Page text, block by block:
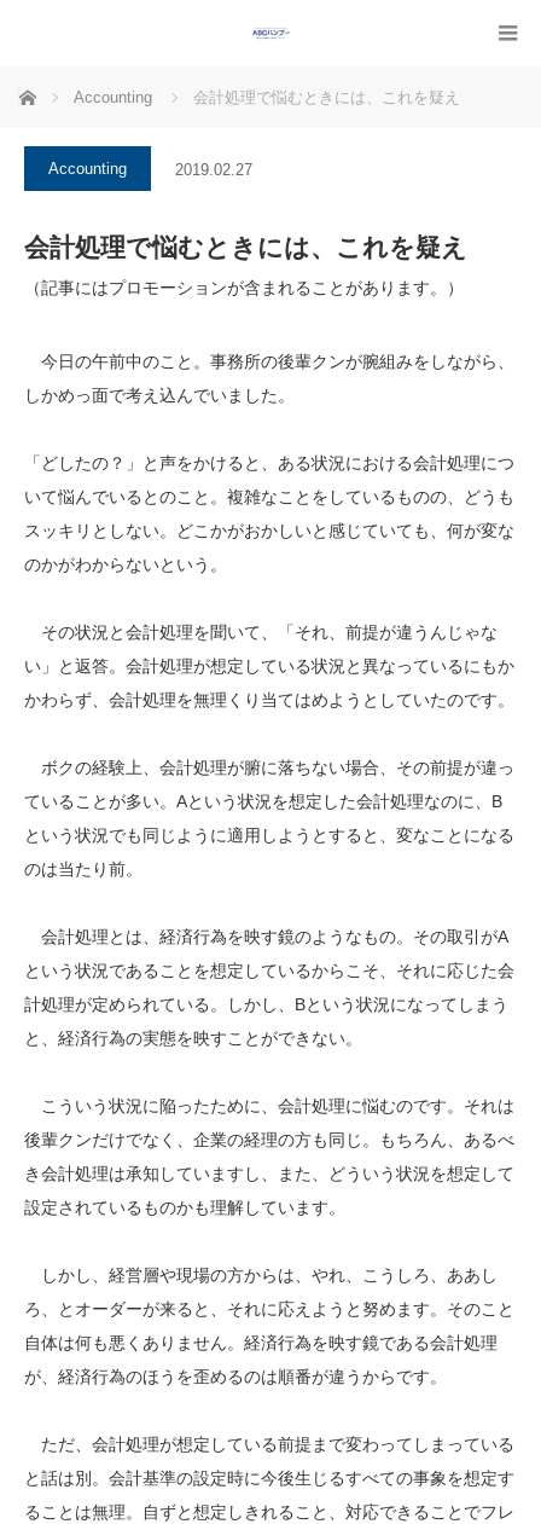
ホーム Accounting 会計処理で悩むときには、これを疑え
Accounting 2019.02.27
会計処理で悩むときには、これを疑え
（記事にはプロモーションが含まれることがあります。）
今日の午前中のこと。事務所の後輩クンが腕組みをしながら、
しかめっ面で考え込んでいました。
「どしたの？」と声をかけると、ある状況における会計処理につ
いて悩んでいるとのこと。複雑なことをしているものの、どうも
スッキリとしない。どこかがおかしいと感じていても、何が変な
のかがわからないという。
その状況と会計処理を聞いて、「それ、前提が違うんじゃな
い」と返答。会計処理が想定している状況と異なっているにもか
かわらず、会計処理を無理くり当てはめようとしていたのです。
ボクの経験上、会計処理が腑に落ちない場合、その前提が違っ
ていることが多い。Aという状況を想定した会計処理なのに、B
という状況でも同じように適用しようとすると、変なことになる
のは当たり前。
会計処理とは、経済行為を映す鏡のようなもの。その取引がA
という状況であることを想定しているからこそ、それに応じた会
計処理が定められている。しかし、Bという状況になってしまう
と、経済行為の実態を映すことができない。
こういう状況に陥ったために、会計処理に悩むのです。それは
後輩クンだけでなく、企業の経理の方も同じ。もちろん、あるべ
き会計処理は承知していますし、また、どういう状況を想定して
設定されているものかも理解しています。
しかし、経営層や現場の方からは、やれ、こうしろ、ああし
ろ、とオーダーが来ると、それに応えようと努めます。そのこと
自体は何も悪くありません。経済行為を映す鏡である会計処理
が、経済行為のほうを歪めるのは順番が違うからです。
ただ、会計処理が想定している前提まで変わってしまっている
と話は別。会計基準の設定時に今後生じるすべての事象を想定す
ることは無理。自ずと想定しきれること、対応できることでフレ